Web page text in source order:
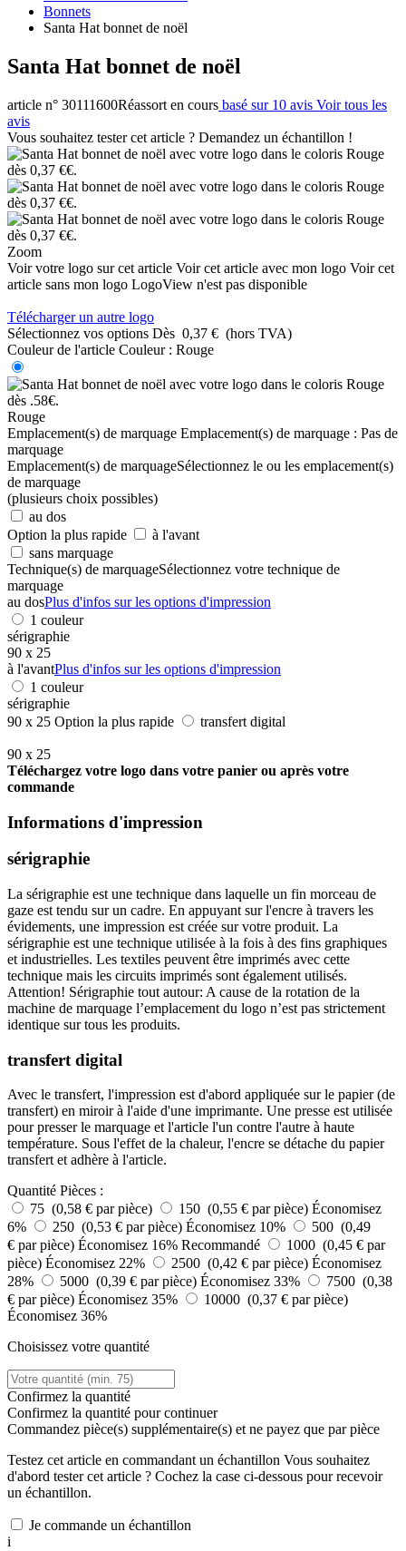
Bonnets
Santa Hat bonnet de noël
Santa Hat bonnet de noël
article n° 30111600Réassort en cours basé sur 10 avis Voir tous les
avis
Vous souhaitez tester cet article ? Demandez un échantillon !
Zoom
Voir votre logo sur cet article Voir cet article avec mon logo Voir cet
article sans mon logo LogoView n'est pas disponible
Télécharger un autre logo
Sélectionnez vos options Dès 0,37 € (hors TVA)
Couleur de l'article Couleur : Rouge
Rouge
Emplacement(s) de marquage Emplacement(s) de marquage : Pas de
marquage
Emplacement(s) de marquageSélectionnez le ou les emplacement(s)
de marquage
(plusieurs choix possibles)
au dos
Option la plus rapide
à l'avant
sans marquage
Technique(s) de marquageSélectionnez votre technique de
marquage
au dosPlus d'infos sur les options d'impression
1 couleur
sérigraphie
90 x 25
à l'avantPlus d'infos sur les options d'impression
1 couleur
sérigraphie
90 x 25 Option la plus rapide transfert digital
90 x 25
Téléchargez votre logo dans votre panier ou après votre
commande
Informations d'impression
sérigraphie
La sérigraphie est une technique dans laquelle un fin morceau de
gaze est tendu sur un cadre. En appuyant sur l'encre à travers les
évidements, une impression est créée sur votre produit. La
sérigraphie est une technique utilisée à la fois à des fins graphiques
et industrielles. Les textiles peuvent être imprimés avec cette
technique mais les circuits imprimés sont également utilisés.
Attention! Sérigraphie tout autour: A cause de la rotation de la
machine de marquage l’emplacement du logo n’est pas strictement
identique sur tous les produits.
transfert digital
Avec le transfert, l'impression est d'abord appliquée sur le papier (de
transfert) en miroir à l'aide d'une imprimante. Une presse est utilisée
pour presser le marquage et l'article l'un contre l'autre à haute
température. Sous l'effet de la chaleur, l'encre se détache du papier
transfert et adhère à l'article.
Quantité Pièces :
75 (0,58 € par pièce)
150 (0,55 € par pièce) Économisez
6%
250 (0,53 € par pièce) Économisez 10%
500 (0,49
€ par pièce) Économisez 16% Recommandé
1000 (0,45 € par
pièce) Économisez 22% 2500 (0,42 € par pièce) Économisez
28%
5000 (0,39 € par pièce) Économisez 33%
7500 (0,38
€ par pièce) Économisez 35%
10000 (0,37 € par pièce)
Économisez 36%
Choisissez votre quantité
Confirmez la quantité
Confirmez la quantité pour continuer
Commandez pièce(s) supplémentaire(s) et ne payez que par pièce
Testez cet article en commandant un échantillon Vous souhaitez
d'abord tester cet article ? Cochez la case ci-dessous pour recevoir
un échantillon.
Je commande un échantillon
i